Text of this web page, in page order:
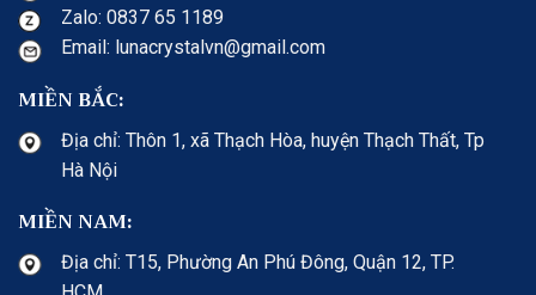
Zalo: 0837 65 1189
Email: lunacrystalvn@gmail.com
MIỀN BẮC:
Địa chỉ: Thôn 1, xã Thạch Hòa, huyện Thạch Thất, Tp
Hà Nội
MIỀN NAM:
Địa chỉ: T15, Phường An Phú Đông, Quận 12, TP.